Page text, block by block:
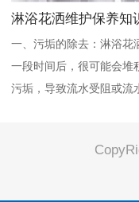
淋浴花洒维护保养知
一、污垢的除去：淋浴花
一段时间后，很可能会堆
污垢，导致流水受阻或流